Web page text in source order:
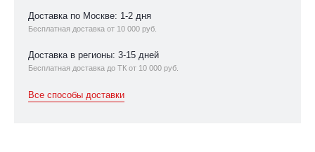
Доставка по Москве: 1-2 дня
Бесплатная доставка от 10 000 руб.
Доставка в регионы: 3-15 дней
Бесплатная доставка до ТК от 10 000 руб.
Все способы доставки